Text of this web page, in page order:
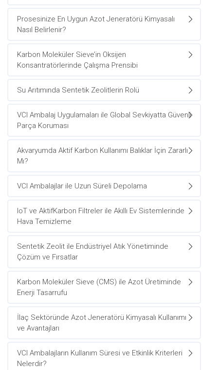
Prosesinize En Uygun Azot Jeneratörü Kimyasalı
Nasıl Belirlenir?
Karbon Moleküler Sieve’in Oksijen
Konsantratörlerinde Çalışma Prensibi
Su Arıtımında Sentetik Zeolitlerin Rolü
VCI Ambalaj Uygulamaları ile Global Sevkiyatta Güvenli
Parça Koruması
Akvaryumda Aktif Karbon Kullanımı Balıklar İçin Zararlı
Mı?
VCI Ambalajlar ile Uzun Süreli Depolama
IoT ve AktifKarbon Filtreler ile Akıllı Ev Sistemlerinde
Hava Temizleme
Sentetik Zeolit ile Endüstriyel Atık Yönetiminde
Çözüm ve Fırsatlar
Karbon Moleküler Sieve (CMS) ile Azot Üretiminde
Enerji Tasarrufu
İlaç Sektöründe Azot Jeneratörü Kimyasalı Kullanımı
ve Avantajları
VCI Ambalajların Kullanım Süresi ve Etkinlik Kriterleri
Nelerdir?